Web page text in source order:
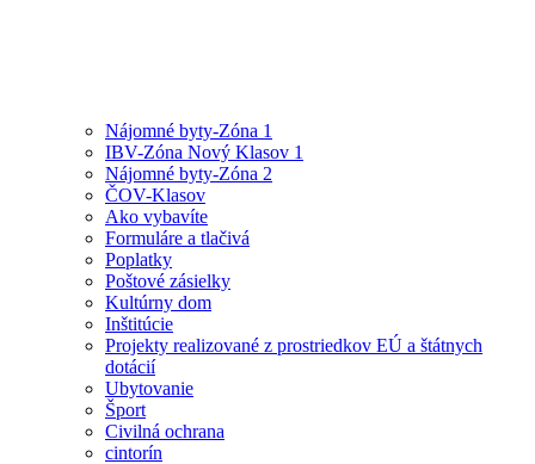
Nájomné byty-Zóna 1
IBV-Zóna Nový Klasov 1
Nájomné byty-Zóna 2
ČOV-Klasov
Ako vybavíte
Formuláre a tlačivá
Poplatky
Poštové zásielky
Kultúrny dom
Inštitúcie
Projekty realizované z prostriedkov EÚ a štátnych
dotácií
Ubytovanie
Šport
Civilná ochrana
cintorín